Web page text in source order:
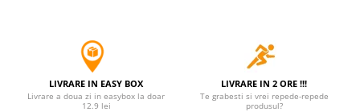
LIVRARE IN EASY BOX
Livrare a doua zi in easybox la doar
12.9 lei
LIVRARE IN 2 ORE !!!
Te grabesti si vrei repede-repede
produsul?